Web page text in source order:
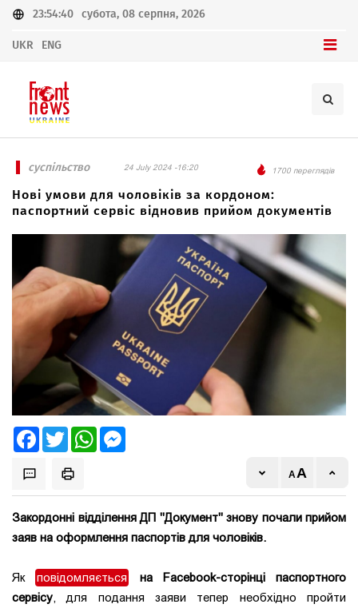
23:54:40 субота, 08 серпня, 2026
UKR ENG
суспільство 24 July 2024 -16:20 1700 переглядів
Нові умови для чоловіків за кордоном:
паспортний сервіс відновив прийом документів
FacebookTwitter WhatsApp
Закордонні відділення ДП "Документ" знову почали прийом
заяв на оформлення паспортів для чоловіків.
Як повідомляється на Facebook-сторінціпаспортного
сервісу,для подання заяви тепер необхідно пройти